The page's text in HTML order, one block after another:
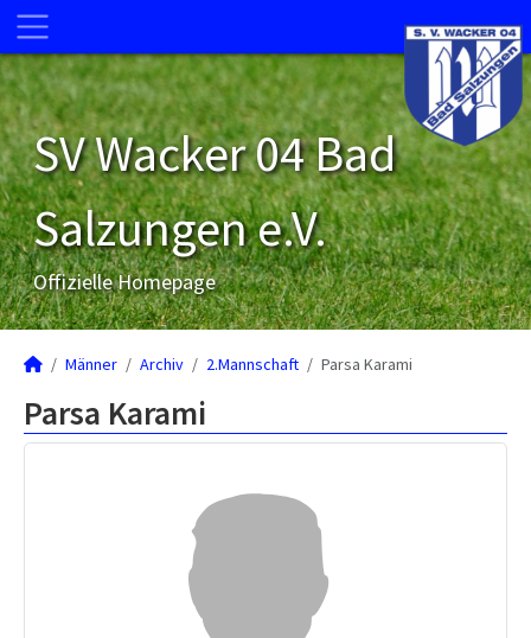
SV Wacker 04 Bad
Salzungen e.V.
Offizielle Homepage
Männer Archiv 2.Mannschaft Parsa Karami
Parsa Karami